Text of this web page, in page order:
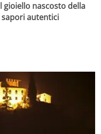
gioiello nascosto della
autentici